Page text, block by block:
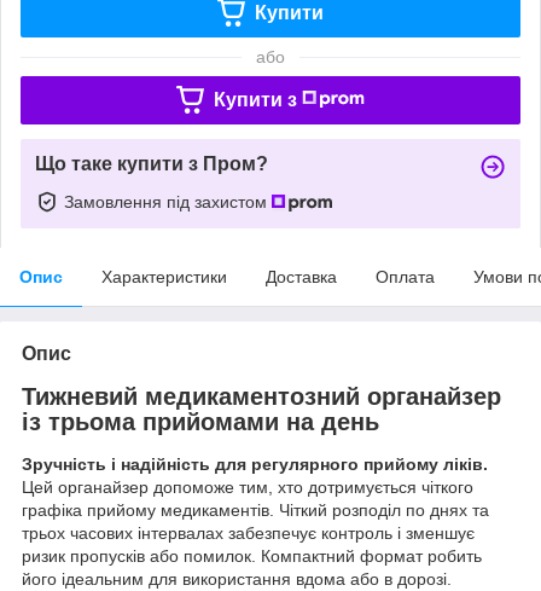
Купити
або
Купити з
Що таке купити з Пром?
Замовлення під захистом
Опис Характеристики Доставка Оплата Умови
Опис
Тижневий медикаментозний органайзер
із трьома прийомами на день
Зручність і надійність для регулярного прийому ліків.
Цей органайзер допоможе тим, хто дотримується чіткого
графіка прийому медикаментів. Чіткий розподіл по днях та
трьох часових інтервалах забезпечує контроль і зменшує
ризик пропусків або помилок. Компактний формат робить
його ідеальним для використання вдома або в дорозі.